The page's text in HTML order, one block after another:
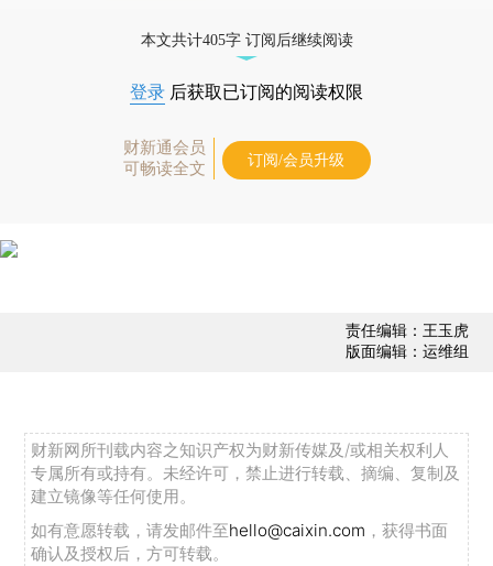
本文共计405字 订阅后继续阅读
登录 后获取已订阅的阅读权限
财新通会员
可畅读全文
订阅/会员升级
责任编辑：王玉虎
版面编辑：运维组
财新网所刊载内容之知识产权为财新传媒及/或相关权利人
专属所有或持有。未经许可，禁止进行转载、摘编、复制及
建立镜像等任何使用。
如有意愿转载，请发邮件至hello@caixin.com ，获得书面
确认及授权后，方可转载。